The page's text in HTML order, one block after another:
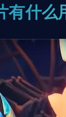
有什么